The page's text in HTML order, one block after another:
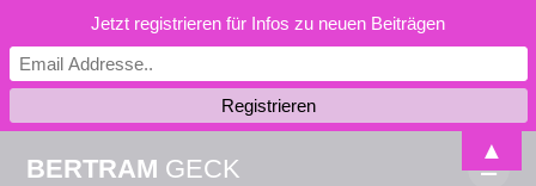
BERTRAM GECK
Jetzt registrieren für Infos zu neuen Beiträgen
▲